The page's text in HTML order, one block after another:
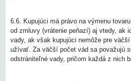
6.6. Kupujúci má právo na výmenu
od zmluvy (vrátenie peňazí) aj vtedy, ak
vady, ak však kupujúci nemôže pre
užívať. Za väčší počet vád sa považujú
odstrániteľné vady, pričom každá z nich